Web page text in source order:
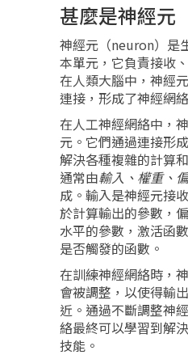
甚麼是神經元
神經元（neuron）是
本單元，它負責接收
在人類大腦中，神經
連接，形成了神經網
在人工神經網絡中，
元。它們通過連接形
解決各種複雜的計算
通常由輸入、權重、
成。輸入是神經元接
於計算輸出的參數，
水平的參數，激活函
是否觸發的函數。
在訓練神經網絡時，
會被調整，以使得輸
近。通過不斷調整神
絡最終可以學習到解
技能。